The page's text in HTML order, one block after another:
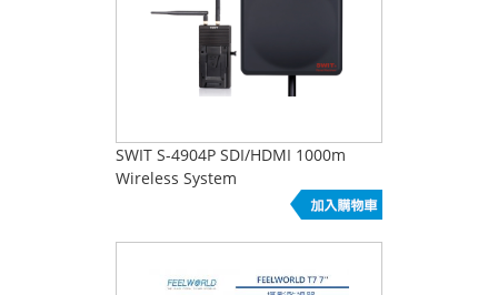
SWIT S-4904P SDI/HDMI 1000m
Wireless System